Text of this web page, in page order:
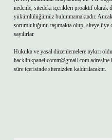
nedenle, sitedeki içerikleri proaktif olarak
yükümlülüğümüz bulunmamaktadır.
sorumluluğunu taşımakta olup, siteye
sayılırlar.
Hukuka ve yasal düzenlemelere aykırı
backlinkpanelicomtr@gmail.com
süre içerisinde sitemizden kaldırılacaktır.